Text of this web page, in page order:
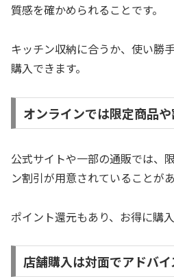
質感を確かめられることです。
キッチン収納に合うか、使い勝
購入できます。
オンラインでは限定商品
公式サイトや一部の通販では、
ン割引が用意されていることがあ
ポイント還元もあり、お得に購
店舗購入は対面でアドバ